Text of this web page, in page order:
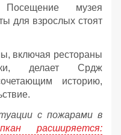
Посещение музея
для взрослых стоят
включая рестораны
делает Срдж
историю,
с пожарами в
расширяется: